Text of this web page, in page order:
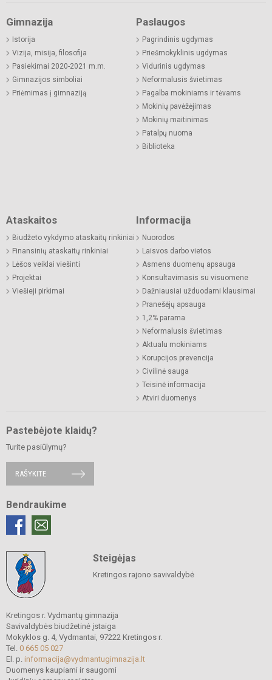
Gimnazija
Istorija
Vizija, misija, filosofija
Pasiekimai 2020-2021 m.m.
Gimnazijos simboliai
Priėmimas į gimnaziją
Paslaugos
Pagrindinis ugdymas
Priešmokyklinis ugdymas
Vidurinis ugdymas
Neformalusis švietimas
Pagalba mokiniams ir tėvams
Mokinių pavėžėjimas
Mokinių maitinimas
Patalpų nuoma
Biblioteka
Ataskaitos
Biudžeto vykdymo ataskaitų rinkiniai
Finansinių ataskaitų rinkiniai
Lėšos veiklai viešinti
Projektai
Viešieji pirkimai
Informacija
Nuorodos
Laisvos darbo vietos
Asmens duomenų apsauga
Konsultavimasis su visuomene
Dažniausiai užduodami klausimai
Pranešėjų apsauga
1,2% parama
Neformalusis švietimas
Aktualu mokiniams
Korupcijos prevencija
Civilinė sauga
Teisinė informacija
Atviri duomenys
Pastebėjote klaidų?
Turite pasiūlymų?
RAŠYKITE
Bendraukime
Steigėjas
Kretingos rajono savivaldybė
Kretingos r. Vydmantų gimnazija
Savivaldybės biudžetinė įstaiga
Mokyklos g. 4, Vydmantai, 97222 Kretingos r.
Tel. 0 665 05 027
El. p. informacija@vydmantugimnazija.lt
Duomenys kaupiami ir saugomi